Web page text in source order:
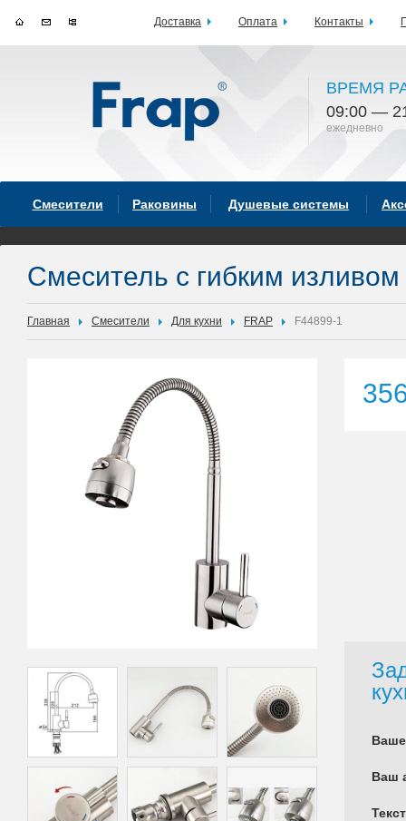
ВРЕМЯ
09:00 —
ежедневно
Смесители Раковины Душевые системы
Смеситель с гибким
Главная Смесители Для кухни FRAP F44899-1
Ваш
Доставка Оплата Контакты